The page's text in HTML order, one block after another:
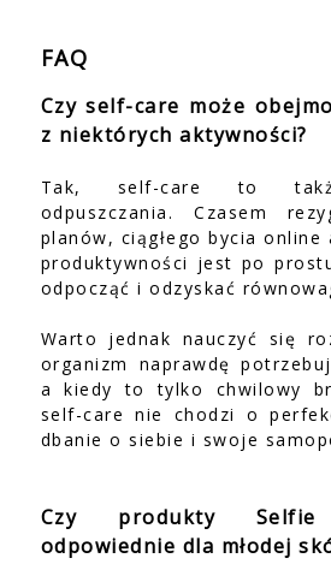
FAQ
Czy self-care może
z niektórych aktywności?
Tak, self-care to
odpuszczania. Czasem
planów, ciągłego bycia online
produktywności jest po
odpocząć i odzyskać
Warto jednak nauczyć się
organizm naprawdę
a kiedy to tylko chwilowy
self-care nie chodzi o
dbanie o siebie i swoje
Czy produkty
odpowiednie dla młodej